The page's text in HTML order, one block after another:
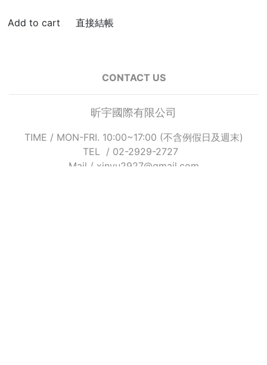
直接結帳
CONTACT US
昕宇國際有限公司
TIME / MON-FRI. 10:00~17:00 (不含例假日及週末)
TEL / 02-2929-2727
Mail / xinyu2927@gmail.com